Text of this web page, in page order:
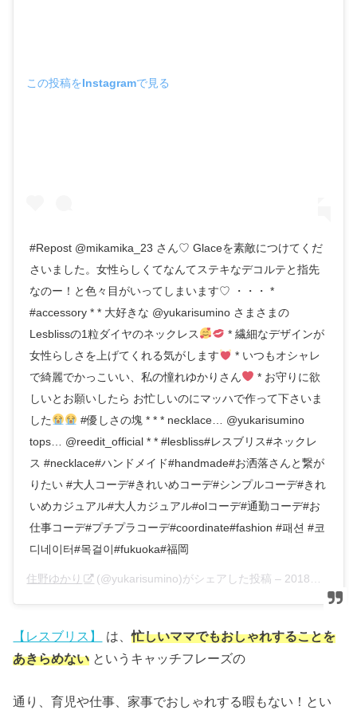
この投稿をInstagramで見る
#Repost @mikamika_23 さん♡ Glaceを素敵につけてくだ
さいました。女性らしくてなんてステキなデコルテと指先
なのー！と色々目がいってしまいます♡ ・・・ *
#accessory * * 大好きな @yukarisumino さまさまの
Lesblissの1粒ダイヤのネックレス
* 繊細なデザインが
女性らしさを上げてくれる気がします
* いつもオシャレ
で綺麗でかっこいい、私の憧れゆかりさん
* お守りに欲
しいとお願いしたら お忙しいのにマッハで作って下さいま
した
#優しさの塊 * * * necklace… @yukarisumino
tops… @reedit_official * * #lesbliss#レスブリス#ネックレ
ス #necklace#ハンドメイド#handmade#お洒落さんと繋が
りたい #大人コーデ#きれいめコーデ#シンプルコーデ#きれ
いめカジュアル#大人カジュアル#olコーデ#通勤コーデ#お
仕事コーデ#プチプラコーデ#coordinate#fashion #패션 #코
디네이터#목걸이#fukuoka#福岡
住野ゆかり (@yukarisumino)がシェアした投稿 – 2018年12月月4日午後4時02分PST
【レスブリス】 は、忙しいママでもおしゃれすることを
あきらめない というキャッチフレーズの
通り、育児や仕事、家事でおしゃれする暇もない！とい